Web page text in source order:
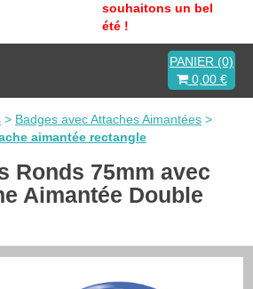
souhaitons un bel
été !
PANIER (0)
0,00 €
> Badges avec Attaches Aimantées >
aimantée rectangle
Ronds 75mm avec
Aimantée Double